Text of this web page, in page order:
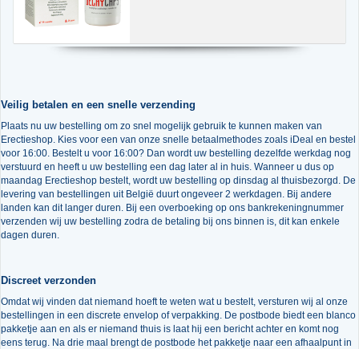
Veilig betalen en een snelle verzending
Plaats nu uw bestelling om zo snel mogelijk gebruik te kunnen maken van
Erectieshop. Kies voor een van onze snelle betaalmethodes zoals iDeal en bestel
voor 16:00. Bestelt u voor 16:00? Dan wordt uw bestelling dezelfde werkdag nog
verstuurd en heeft u uw bestelling een dag later al in huis. Wanneer u dus op
maandag Erectieshop bestelt, wordt uw bestelling op dinsdag al thuisbezorgd. De
levering van bestellingen uit België duurt ongeveer 2 werkdagen. Bij andere
landen kan dit langer duren. Bij een overboeking op ons bankrekeningnummer
verzenden wij uw bestelling zodra de betaling bij ons binnen is, dit kan enkele
dagen duren.
Discreet verzonden
Omdat wij vinden dat niemand hoeft te weten wat u bestelt, versturen wij al onze
bestellingen in een discrete envelop of verpakking. De postbode biedt een blanco
pakketje aan en als er niemand thuis is laat hij een bericht achter en komt nog
eens terug. Na drie maal brengt de postbode het pakketje naar een afhaalpunt in